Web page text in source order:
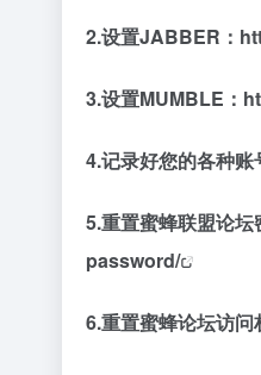
2.设置JABBER：
3.设置MUMBLE：
4.记录好您的各种账
5.重置蜜蜂联盟论坛
password/
6.重置蜜蜂论坛访问